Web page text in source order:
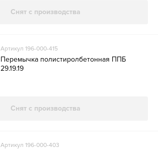
Снят с производства
Артикул 196-000-415
Перемычка полистиролбетонная ППБ
29.19.19
Снят с производства
Артикул 196-000-403